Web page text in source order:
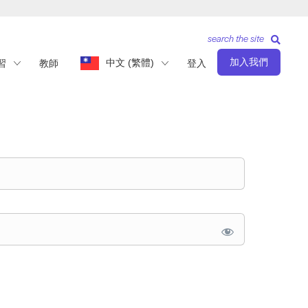
教師 中文 (繁體) 登入 加入我們
search the site